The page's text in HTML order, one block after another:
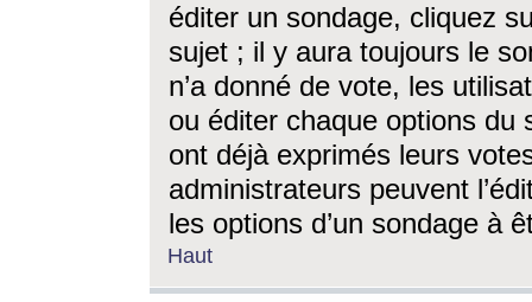
éditer un sondage, cliquez
sujet ; il y aura toujours le
n’a donné de vote, les
ou éditer chaque options du
ont déjà exprimés leurs
administrateurs peuvent
les options d’un sondage à
Haut